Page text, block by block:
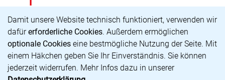
Damit unsere Website technisch funktioniert, verwenden wir
dafürerforderliche Cookies. Außerdem ermöglichen
optionale Cookies eine bestmögliche Nutzung der Seite. Mit
einem Häkchen geben Sie Ihr Einverständnis. Sie können
jederzeit widerrufen. Mehr Infos dazu in unserer
Karriere
Barrierefreiheit
Impressum